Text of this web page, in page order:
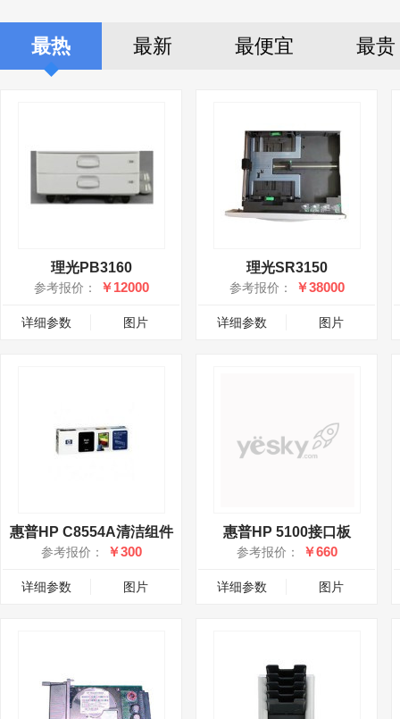
最热 最新 最便宜 最贵
理光PB3160
参考报价： ￥12000
详细参数 图片
理光SR3150
参考报价： ￥38000
详细参数 图片
惠普HP C8554A清洁组件
参考报价： ￥300
详细参数 图片
惠普HP 5100接口板
参考报价： ￥660
详细参数 图片